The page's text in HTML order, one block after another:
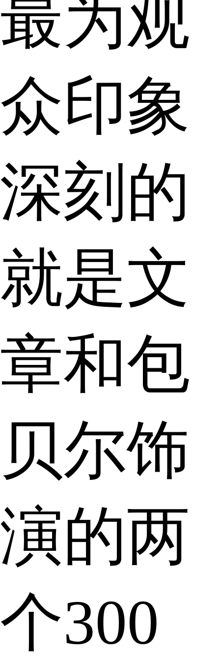
最为观
众印象
深刻的
就是文
章和包
贝尔饰
演的两
个300